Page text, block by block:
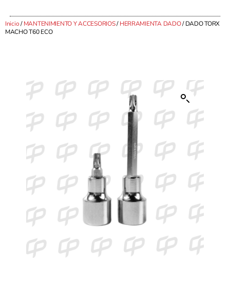
Inicio/MANTENIMIENTO Y ACCESORIOS/HERRAMIENTA DADO/ DADO TORX
MACHO T60 ECO